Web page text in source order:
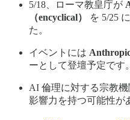
5/18、ローマ教皇庁が
（encyclical）
を 5/25
た。
イベントには
ーとして登壇予定です。
AI 倫理に対する宗教
影響力を持つ可能性が